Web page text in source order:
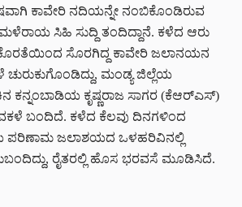
ಕಾವೇರಿ ನದಿಯನ್ನೇ ನಂಬಿಕೊಂಡಿರುವ
ಸಿಹಿ ಸುದ್ದಿ ತಂದಿದ್ದಾನೆ. ಕಳೆದ ಆರು
ಸೊರಗಿದ್ದ ಕಾವೇರಿ ಜಲಾನಯನ
ಚುರುಕುಗೊಂಡಿದ್ದು, ಮಂಡ್ಯ ಜಿಲ್ಲೆಯ
ಕನ್ನಂಬಾಡಿಯ ಕೃಷ್ಣರಾಜ ಸಾಗರ (ಕೆಆರ್‌ಎಸ್‌)
ಬಂದಿದೆ. ಕಳೆದ ಕೆಲವು ದಿನಗಳಿಂದ
ಪರಿಣಾಮ ಜಲಾಶಯದ ಒಳಹರಿವಿನಲ್ಲಿ
ರೈತರಲ್ಲಿ ಹೊಸ ಭರವಸೆ ಮೂಡಿಸಿದೆ.